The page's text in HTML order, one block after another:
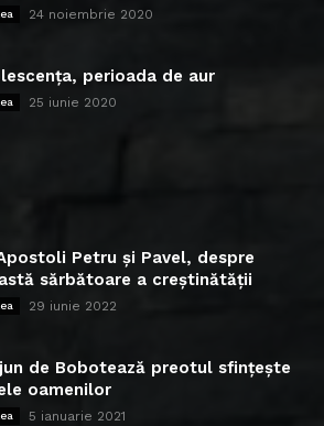
24 noiembrie 2020
perioada de aur
25 iunie 2020
Petru și Pavel, despre
sărbătoare a creștinătății
29 iunie 2022
de Bobotează preotul sfințește
oamenilor
5 ianuarie 2021